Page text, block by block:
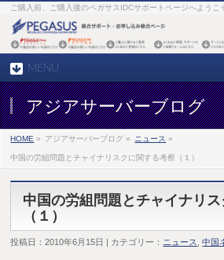
ご購入前、ご購入後のペガサスIDCサポートページへようこ
MENU
アジアサーバーブログ
HOME » アジアサーバーブログ » ニュース »
中国の労組問題とチャイナリスクに関する考察（１）
中国の労組問題とチャイナリ
（１）
投稿日：2010年6月15日 | カテゴリー： ニュース ,中国